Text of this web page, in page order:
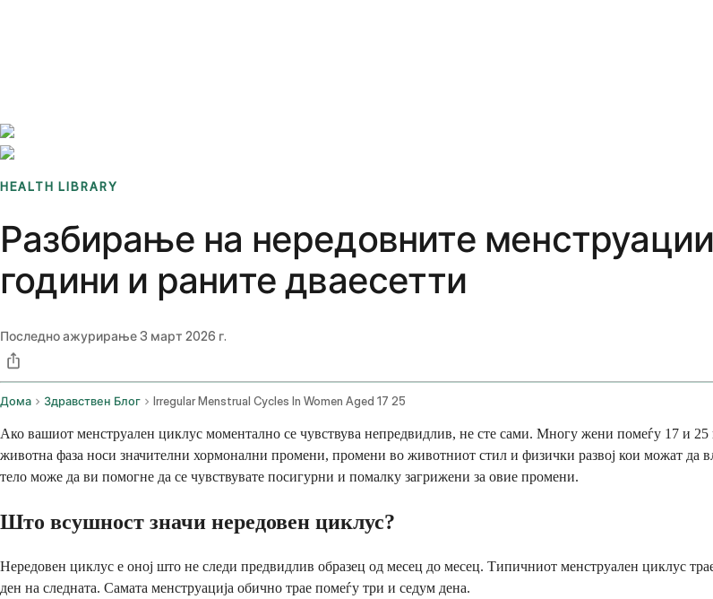
HEALTH LIBRARY
Разбирање на нередовните
години и раните дваесетти
Последно ажурирање3 март 2026 г.
Дома Здравствен Блог Irregular Menstrual Cycles In Women Aged 17 25
Ако вашиот менструален циклус моментално се чувствува непредвидлив, не сте сами. Многу жени помеѓу 17 и
животна фаза носи значителни хормонални промени, промени во животниот стил и физички развој кои можат да
тело може да ви помогне да се чувствувате посигурни и помалку загрижени за овие промени.
Што всушност значи нередовен циклус?
Нередовен циклус е оној што не следи предвидлив образец од месец до месец. Типичниот менструален циклус
ден на следната. Самата менструација обично трае помеѓу три и седум дена.